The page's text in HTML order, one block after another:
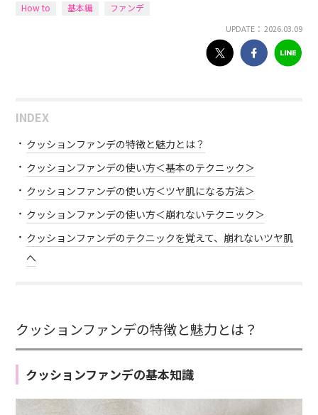
How to
基本編 ファンデ
UPDATE： 2026.03.09
INDEX
クッションファンデの特徴と魅力とは？
クッションファンデの使い方＜基本のテクニック＞
クッションファンデの使い方＜ツヤ肌になる方法＞
クッションファンデの使い方＜崩れないテクニック＞
クッションファンデのテクニックを覚えて、崩れないツヤ肌
へ
クッションファンデの特徴と魅力とは？
クッションファンデの基本知識